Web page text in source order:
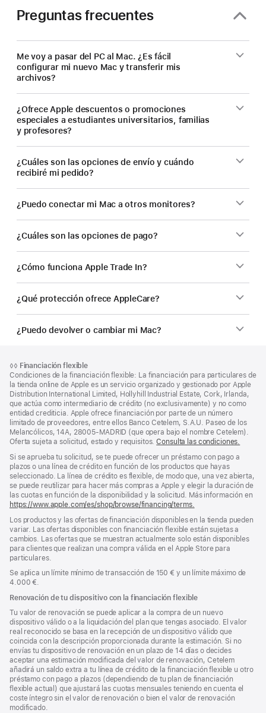
Preguntas frecuentes
Me voy a pasar del PC al Mac. ¿Es fácil
configurar mi nuevo Mac y transferir mis
archivos?
¿Ofrece Apple descuentos o promociones
especiales a estudiantes universitarios, familias
y profesores?
¿Cuáles son las opciones de envío y cuándo
recibiré mi pedido?
¿Puedo conectar mi Mac a otros monitores?
¿Cuáles son las opciones de pago?
¿Cómo funciona Apple Trade In?
¿Qué protección ofrece AppleCare?
¿Puedo devolver o cambiar mi Mac?
a
pie
de
página
al
pie
Nota
a
pie
de
página
◊◊ Financiación flexible
Condiciones de la financiación flexible: La financiación para particulares de
la tienda online de Apple es un servicio organizado y gestionado por Apple
Distribution International Limited, Hollyhill Industrial Estate, Cork, Irlanda,
que actúa como intermediario de crédito (no exclusivamente) y no como
entidad crediticia. Apple ofrece financiación por parte de un número
limitado de proveedores, entre ellos Banco Cetelem, S.A.U. Paseo de los
Melancólicos, 14A, 28005-MADRID (que opera bajo el nombre Cetelem).
Oferta sujeta a solicitud, estado y requisitos.Consulta las condiciones.
Si se aprueba tu solicitud, se te puede ofrecer un préstamo con pago a
plazos o una línea de crédito en función de los productos que hayas
seleccionado. La línea de crédito es flexible, de modo que, una vez abierta,
se puede reutilizar para hacer más compras a Apple y elegir la duración de
las cuotas en función de la disponibilidad y la solicitud. Más información en
https://www.apple.com/es/shop/browse/financing/terms.
Los productos y las ofertas de financiación disponibles en la tienda pueden
variar. Las ofertas disponibles con financiación flexible están sujetas a
cambios. Las ofertas que se muestran actualmente solo están disponibles
para clientes que realizan una compra válida en el Apple Store para
particulares.
Se aplica un límite mínimo de transacción de 150 € y un límite máximo de
4.000 €.
Renovación de tu dispositivo con la financiación flexible
Tu valor de renovación se puede aplicar a la compra de un nuevo
dispositivo válido o a la liquidación del plan que tengas asociado. El valor
real reconocido se basa en la recepción de un dispositivo válido que
coincida con la descripción proporcionada durante la estimación. Si no
envías tu dispositivo de renovación en un plazo de 14 días o decides
aceptar una estimación modificada del valor de renovación, Cetelem
añadirá un saldo extra a tu línea de crédito de la financiación flexible u otro
préstamo con pago a plazos (dependiendo de tu plan de financiación
flexible actual) que ajustará las cuotas mensuales teniendo en cuenta el
coste íntegro sin el valor de renovación o bien el valor de renovación
modificado.